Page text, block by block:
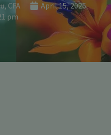
CFA
April 15, 2026
pm